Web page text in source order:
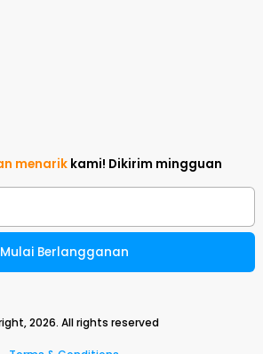
menarik kami! Dikirim mingguan
Mulai Berlangganan
2026. All rights reserved